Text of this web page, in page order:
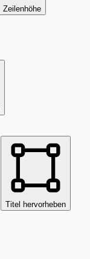
Zeilenhöhe
Titel hervorheben